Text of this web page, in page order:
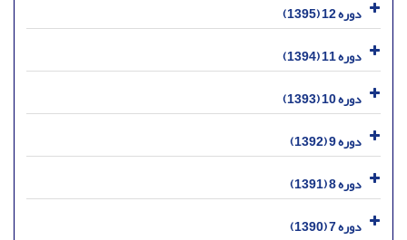
دوره 12 (1395)
دوره 11 (1394)
دوره 10 (1393)
دوره 9 (1392)
دوره 8 (1391)
دوره 7 (1390)